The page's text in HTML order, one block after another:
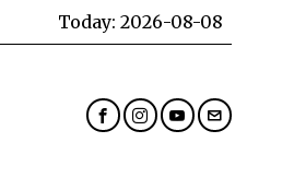
Today: 2026-08-08